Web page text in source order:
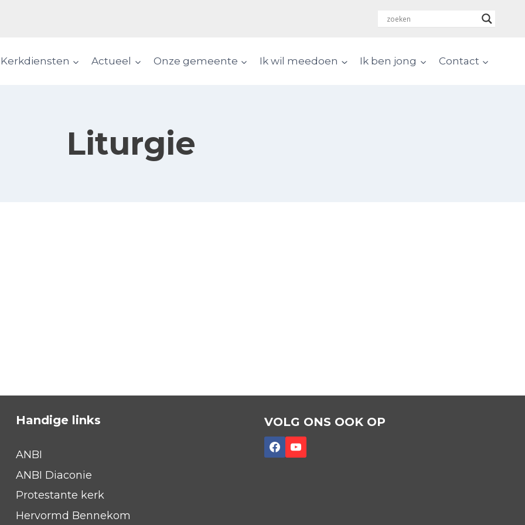
Kerkdiensten Actueel Onze gemeente Ik wil meedoen Ik ben jong Contact
Liturgie
Handige links
ANBI
ANBI Diaconie
Protestante kerk
Hervormd Bennekom
VOLG ONS OOK OP